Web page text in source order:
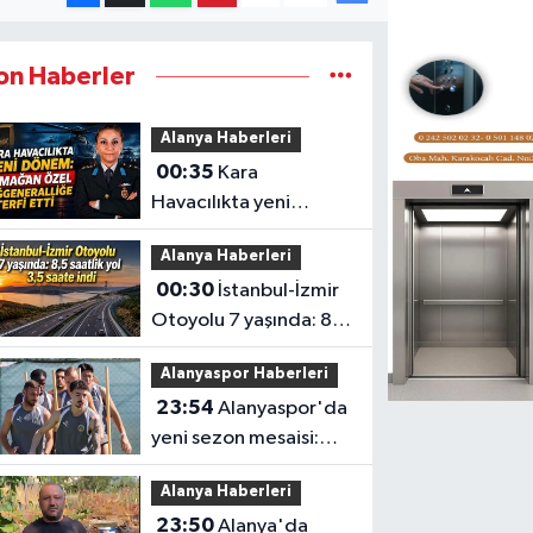
Haberler
Alanya Haberleri
00:35
Havacılıkta yeni
dönem: Armağan
Özel Tuğgeneralliğe
terfi etti
Alanya Haberleri
00:30
Otoyolu 7 yaşında: 8,5
saatlik yol 3,5 saate
indi
Alanyaspor Haberleri
23:54 Alanyaspor'da
yeni sezon mesaisi:
Transferde son durum
Alanya Haberleri
23:50Alanya'da